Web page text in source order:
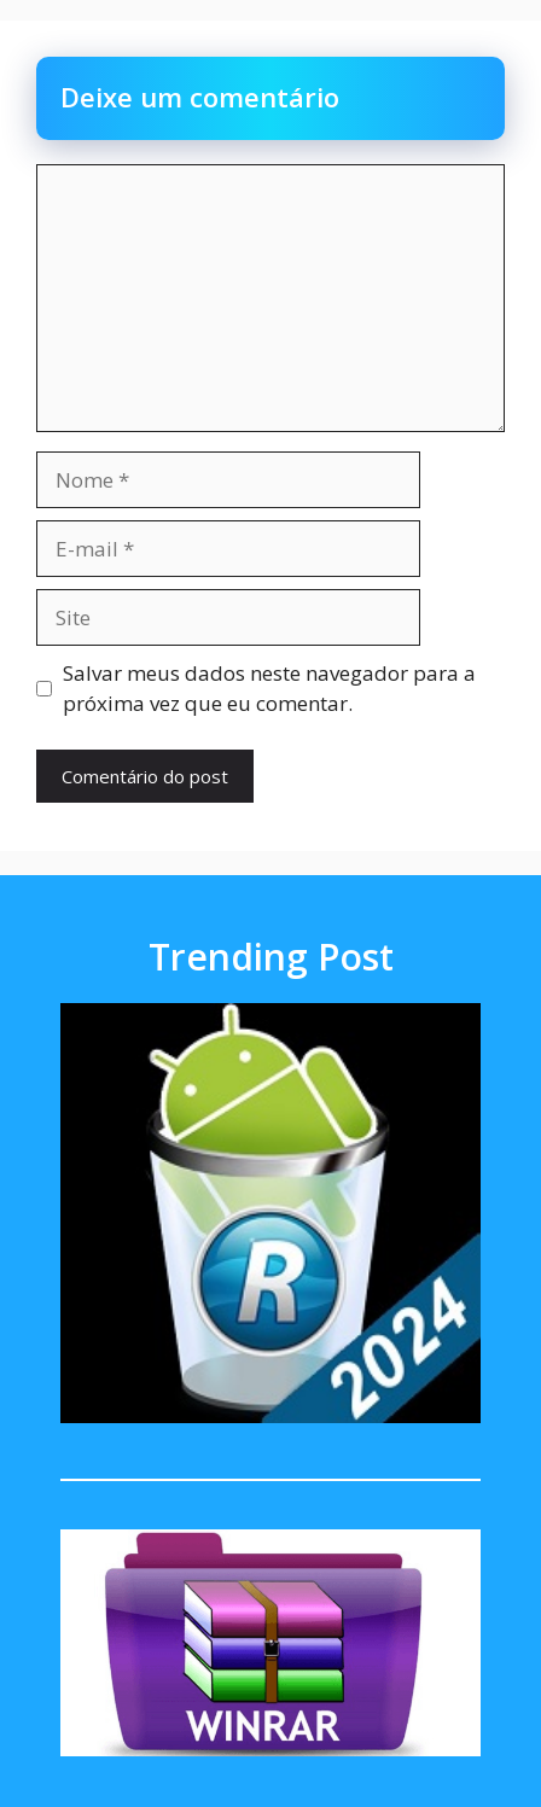
Deixe um comentário
mail
Salvar meus dados neste navegador para a
próxima vez que eu comentar.
Trending Post